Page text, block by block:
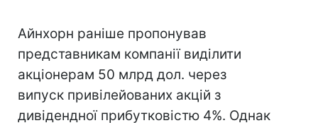
Айнхорн раніше пропонував
представникам компанії виділити
акціонерам 50 млрд дол. через
випуск привілейованих акцій з
дивідендної прибутковістю 4%. Однак